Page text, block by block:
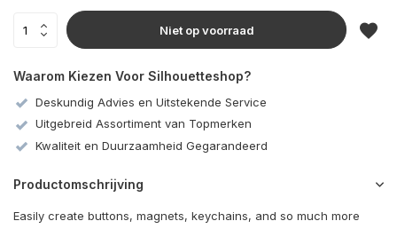
Niet op voorraad
Waarom Kiezen Voor Silhouetteshop?
Deskundig Advies en Uitstekende Service
Uitgebreid Assortiment van Topmerken
Kwaliteit en Duurzaamheid Gegarandeerd
Productomschrijving
Easily create buttons, magnets, keychains, and so much more